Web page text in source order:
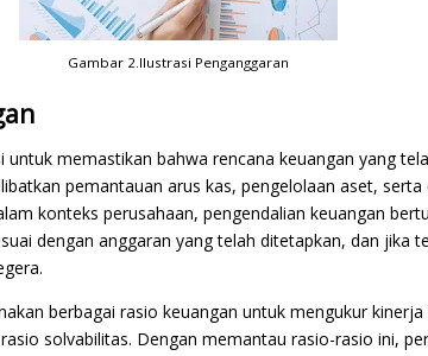
Gambar 2.Ilustrasi Penganggaran
untuk memastikan bahwa rencana keuangan yang
pemantauan arus kas, pengelolaan aset, serta
konteks perusahaan, pengendalian keuangan
dengan anggaran yang telah ditetapkan, dan jika
berbagai rasio keuangan untuk mengukur
solvabilitas. Dengan memantau rasio-rasio ini,